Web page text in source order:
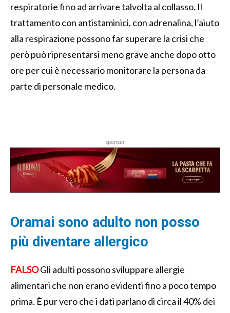
respiratorie fino ad arrivare talvolta al collasso. Il
trattamento con antistaminici, con adrenalina, l’aiuto
alla respirazione possono far superare la crisi che
però può ripresentarsi meno grave anche dopo otto
ore per cui è necessario monitorare la persona da
parte di personale medico.
sponsor
Oramai sono adulto non posso
più diventare allergico
FALSOGli adulti possono sviluppare allergie
alimentari che non erano evidenti fino a poco tempo
prima. È pur vero che i dati parlano di circa il 40% dei